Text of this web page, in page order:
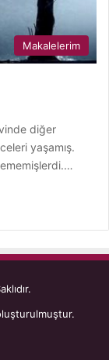
Makalelerim
diğer
yaşamış.